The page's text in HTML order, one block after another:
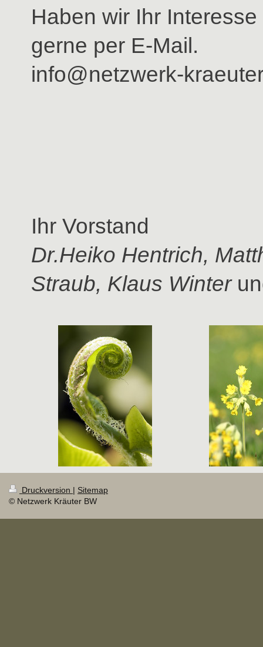
Haben wir Ihr
gerne per E-Mail.
info@netzwerk-
Ihr Vorstand
Dr.Heiko Hentrich,
Straub, Klaus Winter
Druckversion | Sitemap
© Netzwerk Kräuter BW